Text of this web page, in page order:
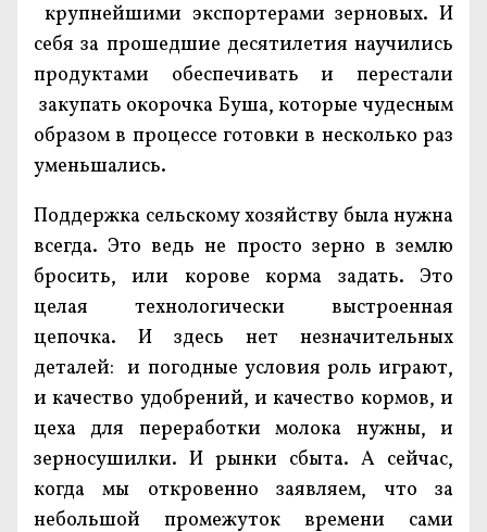
крупнейшими экспортерами зерновых. И
себя за прошедшие десятилетия научились
продуктами обеспечивать и перестали
закупать окорочка Буша, которые чудесным
образом в процессе готовки в несколько раз
уменьшались.
Поддержка сельскому хозяйству была нужна
всегда. Это ведь не просто зерно в землю
бросить, или корове корма задать. Это
целая технологически выстроенная
цепочка. И здесь нет незначительных
деталей: и погодные условия роль играют,
и качество удобрений, и качество кормов, и
цеха для переработки молока нужны, и
зерносушилки. И рынки сбыта. А сейчас,
когда мы откровенно заявляем, что за
небольшой промежуток времени сами